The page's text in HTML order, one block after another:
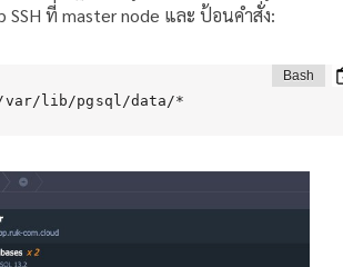
SSH ที่ master node และ ป้อนคำสั่ง:
lib/pgsql/data/*